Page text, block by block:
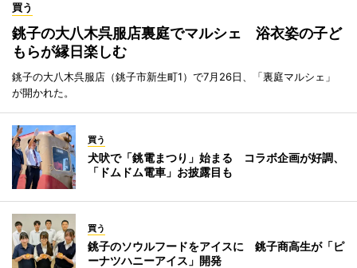
買う
銚子の大八木呉服店裏庭でマルシェ 浴衣姿の子ど
もらが縁日楽しむ
銚子の大八木呉服店（銚子市新生町1）で7月26日、「裏庭マルシェ」
が開かれた。
買う
犬吠で「銚電まつり」始まる コラボ企画が好調、
「ドムドム電車」お披露目も
買う
銚子のソウルフードをアイスに 銚子商高生が「ピ
ーナツハニーアイス」開発